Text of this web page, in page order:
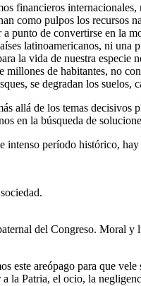
financieros
como pulpos los
punto de convertirse en la
latinoamericanos, ni
la vida de nuestra
de habitantes, no
se degradan los
allá de los temas
en la búsqueda de
intenso período histórico,
del Congreso. Moral
este areópago para que
la Patria, el ocio, la